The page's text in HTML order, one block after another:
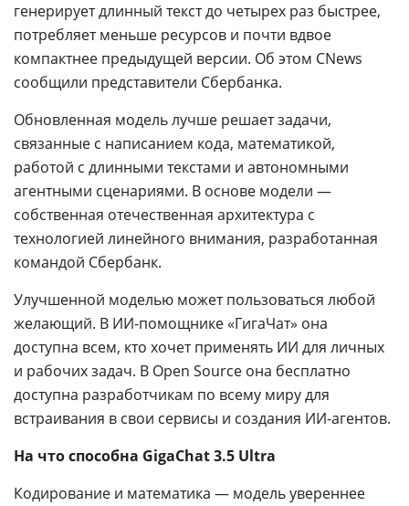
генерирует длинный текст до четырех раз быстрее,
потребляет меньше ресурсов и почти вдвое
компактнее предыдущей версии. Об этом CNews
сообщили представители Сбербанка.
Обновленная модель лучше решает задачи,
связанные с написанием кода, математикой,
работой с длинными текстами и автономными
агентными сценариями. В основе модели —
собственная отечественная архитектура с
технологией линейного внимания, разработанная
командой Сбербанк.
Улучшенной моделью может пользоваться любой
желающий. В ИИ-помощнике «ГигаЧат» она
доступна всем, кто хочет применять ИИ для личных
и рабочих задач. В Open Source она бесплатно
доступна разработчикам по всему миру для
встраивания в свои сервисы и создания ИИ-агентов.
На что способна GigaChat 3.5 Ultra
Кодирование и математика — модель увереннее